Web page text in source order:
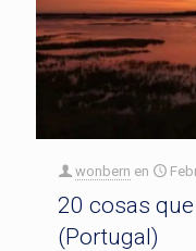
wonbern en
20 cosas
(Portugal)